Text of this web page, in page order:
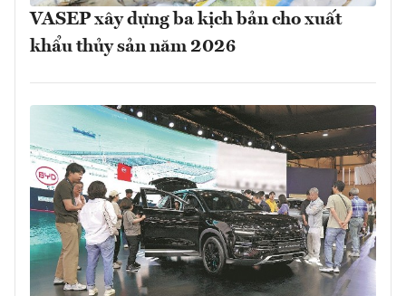
VASEP xây dựng ba kịch bản cho xuất
khẩu thủy sản năm 2026